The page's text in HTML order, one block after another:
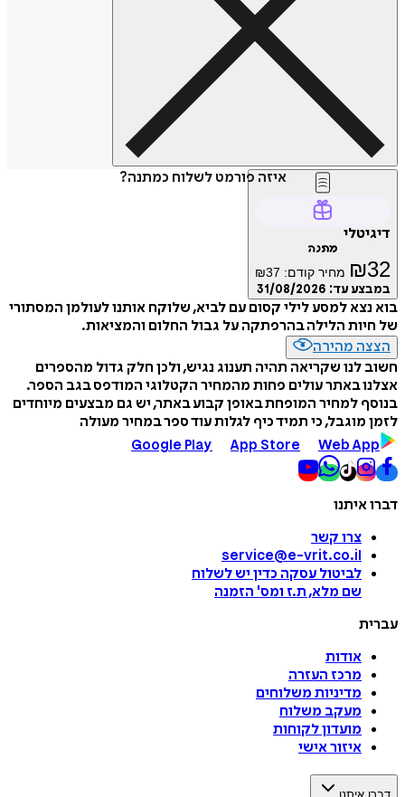
איזה פורמט לשלוח כמתנה?
דיגיטלי
מתנה
₪32 מחיר קודם: ₪37
במבצע עד: 31/08/2026
בוא נצא למסע לילי קסום עם לביא, שלוקח אותנו לעולמן המסתורי
של חיות הלילה בהרפתקה על גבול החלום והמציאות.
הצצה מהירה
חשוב לנו שקריאה תהיה תענוג נגיש, ולכן חלק גדול מהספרים
אצלנו באתר עולים פחות מהמחיר הקטלוגי המודפס בגב הספר.
בנוסף למחיר המופחת באופן קבוע באתר, יש גם מבצעים מיוחדים
לזמן מוגבל, כי תמיד כיף לגלות עוד ספר במחיר מעולה
Google Play
App Store Web App
דברו איתנו
צרו קשר
service@e-vrit.co.il
לביטול עסקה כדין יש לשלוח
שם מלא, ת.ז ומס' הזמנה
עברית
אודות
מרכז העזרה
מדיניות משלוחים
מעקב משלוח
מועדון לקוחות
איזור אישי